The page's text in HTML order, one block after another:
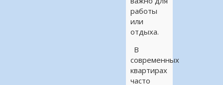
работы
или
отдыха.
В
современных
квартирах
часто